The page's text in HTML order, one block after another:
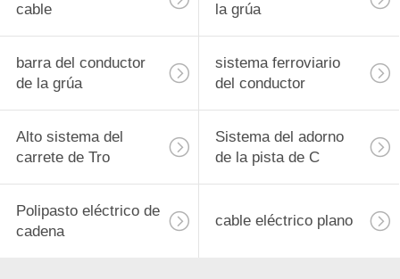
cable
la grúa
barra del conductor
de la grúa
sistema ferroviario
del conductor
Alto sistema del
carrete de Tro
Sistema del adorno
de la pista de C
Polipasto eléctrico de
cadena
cable eléctrico plano